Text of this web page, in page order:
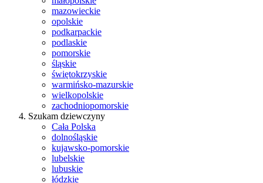
mazowieckie
opolskie
podkarpackie
podlaskie
pomorskie
śląskie
świętokrzyskie
warmińsko-mazurskie
wielkopolskie
zachodniopomorskie
Szukam dziewczyny
Cała Polska
dolnośląskie
kujawsko-pomorskie
lubelskie
lubuskie
łódzkie